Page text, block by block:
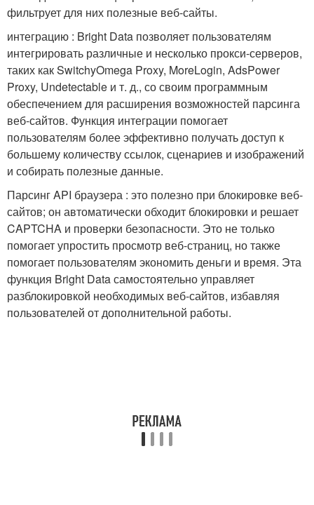
фильтрует для них полезные веб-сайты.
интеграцию : Bright Data позволяет пользователям
интегрировать различные и несколько прокси-серверов,
таких как SwitchyOmega Proxy, MoreLogin, AdsPower
Proxy, Undetectable и т. д., со своим программным
обеспечением для расширения возможностей парсинга
веб-сайтов. Функция интеграции помогает
пользователям более эффективно получать доступ к
большему количеству ссылок, сценариев и изображений
и собирать полезные данные.
Парсинг API браузера : это полезно при блокировке веб-
сайтов; он автоматически обходит блокировки и решает
CAPTCHA и проверки безопасности. Это не только
помогает упростить просмотр веб-страниц, но также
помогает пользователям экономить деньги и время. Эта
функция Bright Data самостоятельно управляет
разблокировкой необходимых веб-сайтов, избавляя
пользователей от дополнительной работы.